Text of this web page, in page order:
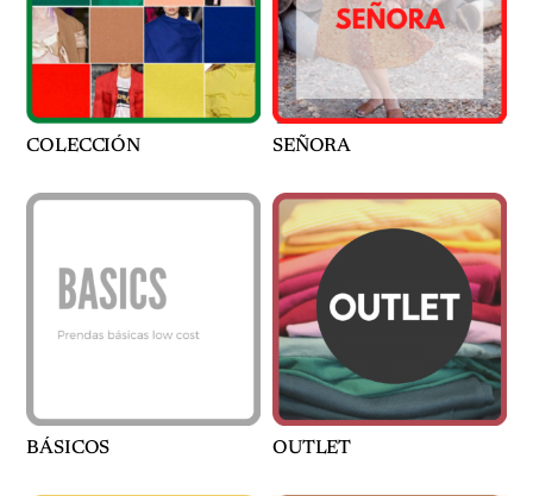
COLECCIÓN SEÑORA
BÁSICOS OUTLET